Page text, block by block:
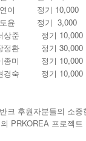
연이 정기 10,000
도윤 정기 3,000
상준 정기 10,000
정환 정기 30,000
종미 정기 10,000
경숙 정기 10,000
크 후원자분들의 소중
PRKOREA 프로젝